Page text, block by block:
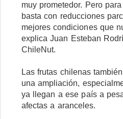
muy prometedor. Pero
basta con reducciones
mejores condiciones que
explica Juan Esteban
ChileNut.
Las frutas chilenas
una ampliación,
ya llegan a ese país a
afectas a aranceles.